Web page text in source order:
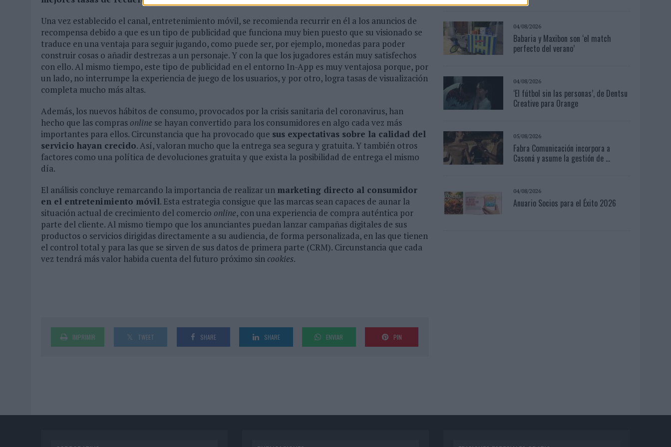
Una vez establecido el canal, entretenimiento móvil, se recomienda recurrir en él a los anuncios de
recompensa debido a que es un tipo de publicidad que funciona muy bien puesto que su visionado se
traduce en una ventaja para seguir jugando, como puede ser, por ejemplo, monedas para poder
construir cosas o añadir destrezas a un personaje. Y con la que los jugadores están muy satisfechos
con ello. Al mismo tiempo, este tipo de publicidad en el entorno In-App es muy ventajosa porque, por
un lado, no interrumpe la experiencia de juego de los usuarios, y por otro, logra tasas de visualización
completa mucho más altas.
Además, los nuevos hábitos de consumo, provocados por la crisis sanitaria del coronavirus, han
hecho que las compras online se hayan convertido para los consumidores en algo cada vez más
importantes para ellos. Circunstancia que ha provocado que sus expectativas sobre la calidad del
servicio hayan crecido. Así, valoran mucho que la entrega sea segura y gratuita. Y también otros
factores como una política de devoluciones gratuita y que exista la posibilidad de entrega el mismo
día.
El análisis concluye remarcando la importancia de realizar un marketing directo al consumidor
en el entretenimiento móvil. Esta estrategia consigue que las marcas sean capaces de aunar la
situación actual de crecimiento del comercio online, con una experiencia de compra auténtica por
parte del cliente. Al mismo tiempo que los anunciantes puedan lanzar campañas digitales de sus
productos o servicios dirigidas directamente a su audiencia, de forma personalizada, en las que tienen
el control total y para las que se sirven de sus datos de primera parte (CRM). Circunstancia que cada
vez tendrá más valor habida cuenta del futuro próximo sin cookies.
IMPRIMIR TWEET SHARE SHARE ENVIAR PIN
04/08/2026
Babaria y Maxibon son ‘el match
perfecto del verano’
04/08/2026
‘El fútbol sin las personas’, de Dentsu
Creative para Orange
05/08/2026
Fabra Comunicación incorpora a
Casoná y asume la gestión de ...
04/08/2026
Anuario Socios para el Éxito 2026